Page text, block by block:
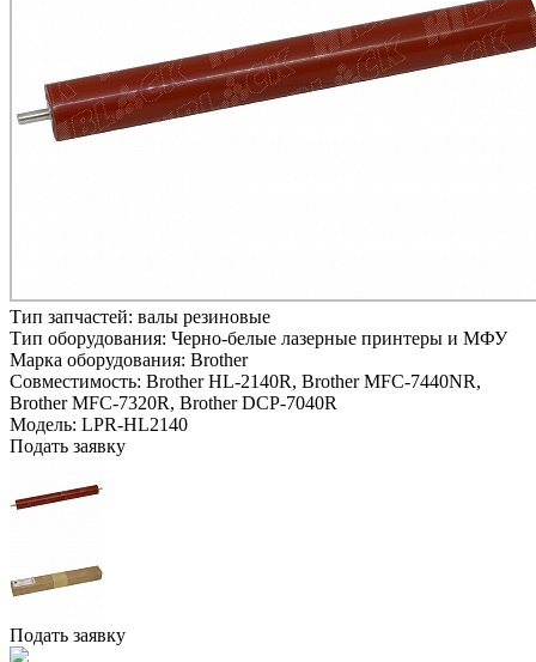
Тип запчастей: валы резиновые
Тип оборудования: Черно-белые лазерные принтеры и МФУ
Марка оборудования: Brother
Совместимость: Brother HL-2140R, Brother MFC-7440NR,
Brother MFC-7320R, Brother DCP-7040R
Модель: LPR-HL2140
Подать заявку
Подать заявку